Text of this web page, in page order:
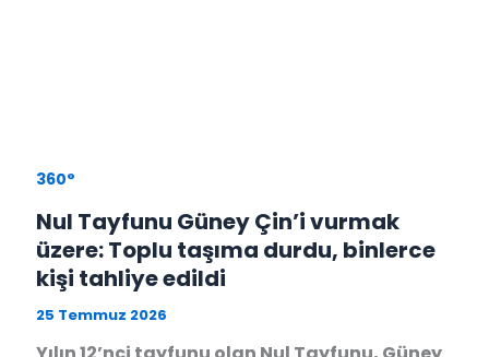
360°
Nul Tayfunu Güney Çin’i vurmak
üzere: Toplu taşıma durdu, binlerce
kişi tahliye edildi
25 Temmuz 2026